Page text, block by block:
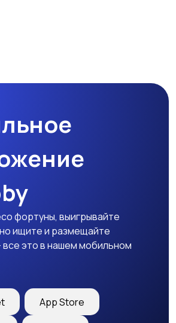
фортуны, выигрывайте
ищите и размещайте
это в нашем мобильном
App Store